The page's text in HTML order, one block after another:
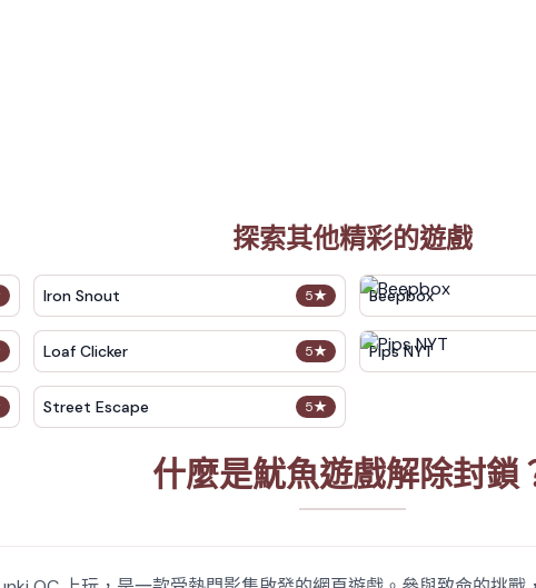
探索其他精彩的遊戲
5★
Iron Snout Beepbox
5★
Loaf Clicker Pips NYT
5★
Street Escape
什麼是魷魚遊戲解除封鎖